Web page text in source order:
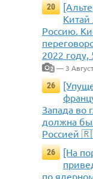
20
Китай
Россию.
2022
2 — 3
26
Запада
должна
Россией
26
[На
по